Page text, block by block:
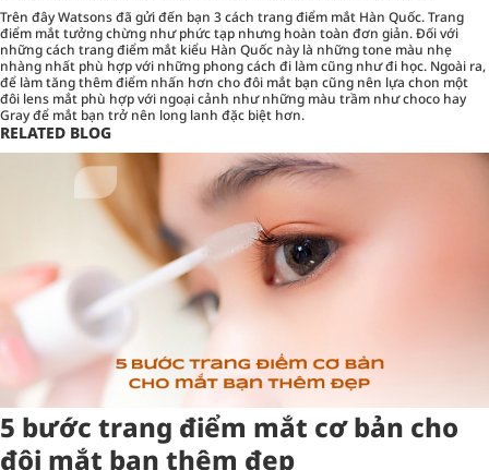
Trên đây Watsons đã gửi đến bạn 3 cách trang điểm mắt Hàn Quốc. Trang
điểm mắt tưởng chừng như phức tạp nhưng hoàn toàn đơn giản. Đối với
những cách trang điểm mắt kiểu Hàn Quốc này là những tone màu nhẹ
nhàng nhất phù hợp với những phong cách đi làm cũng như đi học. Ngoài ra,
để làm tăng thêm điểm nhấn hơn cho đôi mắt bạn cũng nên lựa chon một
đôi lens mắt phù hợp với ngoại cảnh như những màu trầm như choco hay
Gray để mắt bạn trở nên long lanh đặc biệt hơn.
RELATED BLOG
5 bước trang điểm mắt cơ bản cho
đôi mắt bạn thêm đẹp